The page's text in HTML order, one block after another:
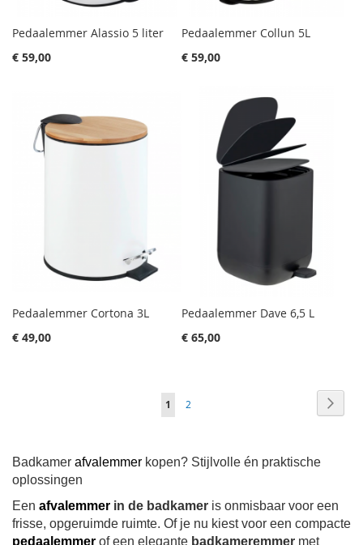
Pedaalemmer Alassio 5 liter
€ 59,00
Pedaalemmer Collun 5L
€ 59,00
Pedaalemmer Cortona 3L
€ 49,00
Pedaalemmer Dave 6,5 L
€ 65,00
Pagina
Je1 Pagina
2
Badkamer afvalemmer kopen? Stijlvolle én praktische
oplossingen
Een afvalemmer in de badkamer is onmisbaar voor een
frisse, opgeruimde ruimte. Of je nu kiest voor een compacte
pedaalemmer of een elegante badkameremmer met